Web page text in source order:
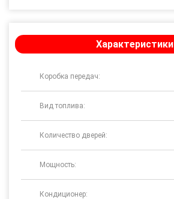
Характеристики
Коробка передач:
Вид топлива:
Количество дверей:
Мощность:
Кондиционер: